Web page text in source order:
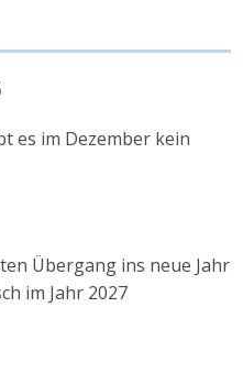
es im Dezember kein
Übergang ins neue Jahr
im Jahr 2027